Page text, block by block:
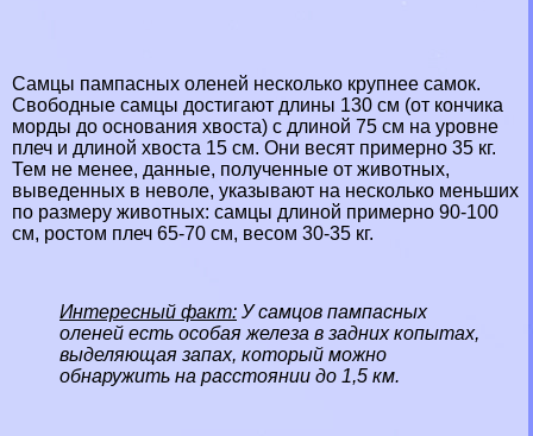
Самцы пампасных оленей несколько крупнее самок.
Свободные самцы достигают длины 130 см (от кончика
морды до основания хвоста) с длиной 75 см на уровне
плеч и длиной хвоста 15 см. Они весят примерно 35 кг.
Тем не менее, данные, полученные от животных,
выведенных в неволе, указывают на несколько меньших
по размеру животных: самцы длиной примерно 90-100
см, ростом плеч 65-70 см, весом 30-35 кг.
Интересный факт: У самцов пампасных
оленей есть особая железа в задних копытах,
выделяющая запах, который можно
обнаружить на расстоянии до 1,5 км.